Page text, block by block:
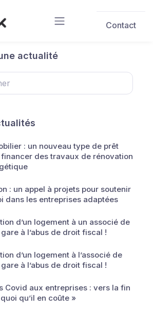
Contact
actualité
: un nouveau type de prêt
financer des travaux de rénovation
: un appel à projets pour soutenir
dans les entreprises adaptées
d’un logement à un associé de
gare à l’abus de droit fiscal !
d’un logement à l’associé de
gare à l’abus de droit fiscal !
Covid aux entreprises : vers la fin
qu’il en coûte »